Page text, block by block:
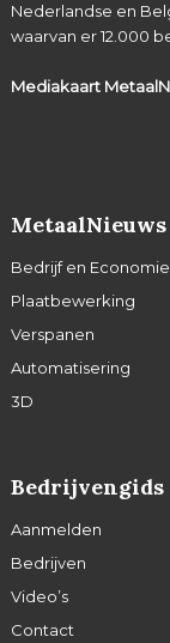
Nederlandse en
waarvan er 12.000
Mediakaart
MetaalNieuws
Bedrijf en Economie
Plaatbewerking
Verspanen
Automatisering
3D
Bedrijvengids
Aanmelden
Bedrijven
Video’s
Contact